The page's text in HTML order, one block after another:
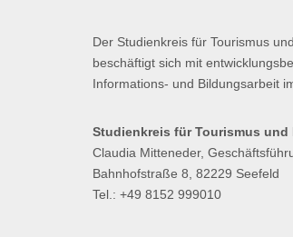
Der Studienkreis für Tourismus
beschäftigt sich mit
Informations- und Bildungsarbeit
Studienkreis für Tourismus und
Claudia Mitteneder,
Bahnhofstraße 8, 82229 Seefeld
Tel.: +49 8152 999010